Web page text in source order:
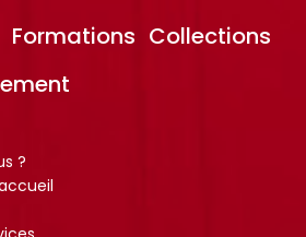
Formations Collections
?